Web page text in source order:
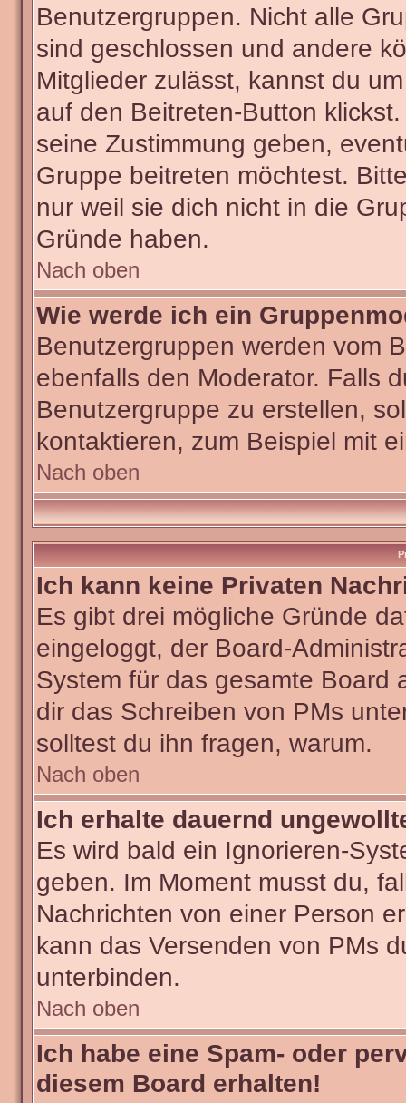
Benutzergruppen. Nicht alle
sind geschlossen und andere
Mitglieder zulässt, kannst du
auf den Beitreten-Button
seine Zustimmung geben,
Gruppe beitreten möchtest.
nur weil sie dich nicht in die
Gründe haben.
Nach oben
Wie werde ich ein
Benutzergruppen werden vom
ebenfalls den Moderator. Falls
Benutzergruppe zu erstellen,
kontaktieren, zum Beispiel mit
Nach oben
Ich kann keine Privaten
Es gibt drei mögliche Gründe
eingeloggt, der Board-
System für das gesamte Board
dir das Schreiben von PMs
solltest du ihn fragen, warum.
Nach oben
Ich erhalte dauernd
Es wird bald ein Ignorieren-
geben. Im Moment musst du,
Nachrichten von einer Person
kann das Versenden von PMs
unterbinden.
Nach oben
Ich habe eine Spam- oder
diesem Board erhalten!